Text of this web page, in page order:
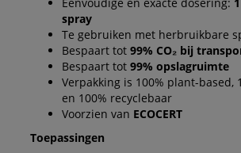
Eenvoudige en exacte dosering:
spray
Te gebruiken met herbruikbare
Bespaart tot 99% CO₂ bij
Bespaart tot 99% opslagruimte
Verpakking is 100% plant-based,
en 100% recyclebaar
Voorzien van ECOCERT
Toepassingen